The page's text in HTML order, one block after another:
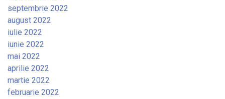
septembrie 2022
august 2022
iulie 2022
iunie 2022
mai 2022
aprilie 2022
martie 2022
februarie 2022